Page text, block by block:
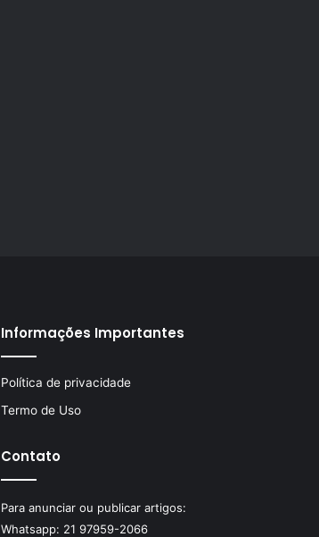
Informações Importantes
Política de privacidade
Termo de Uso
Contato
Para anunciar ou publicar artigos:
Whatsapp: 21 97959-2066